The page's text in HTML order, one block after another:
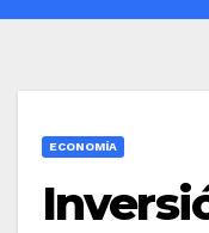
ECONOMÍA